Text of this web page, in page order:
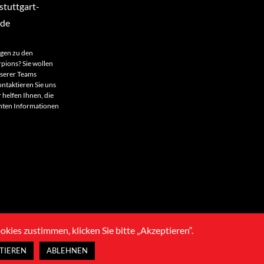
zu den
Sie wollen
Teams
Sie uns
helfen Ihnen, die
Informationen
zustimmen, klicken Sie bitte „Akzeptieren“.
ABLEHNEN